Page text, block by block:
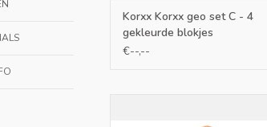
Korxx Korxx geo set C - 4
gekleurde blokjes
€--,--